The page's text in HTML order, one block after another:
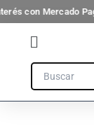
con Mercado
Ir
al
contenidoFlyout
Menu
Search